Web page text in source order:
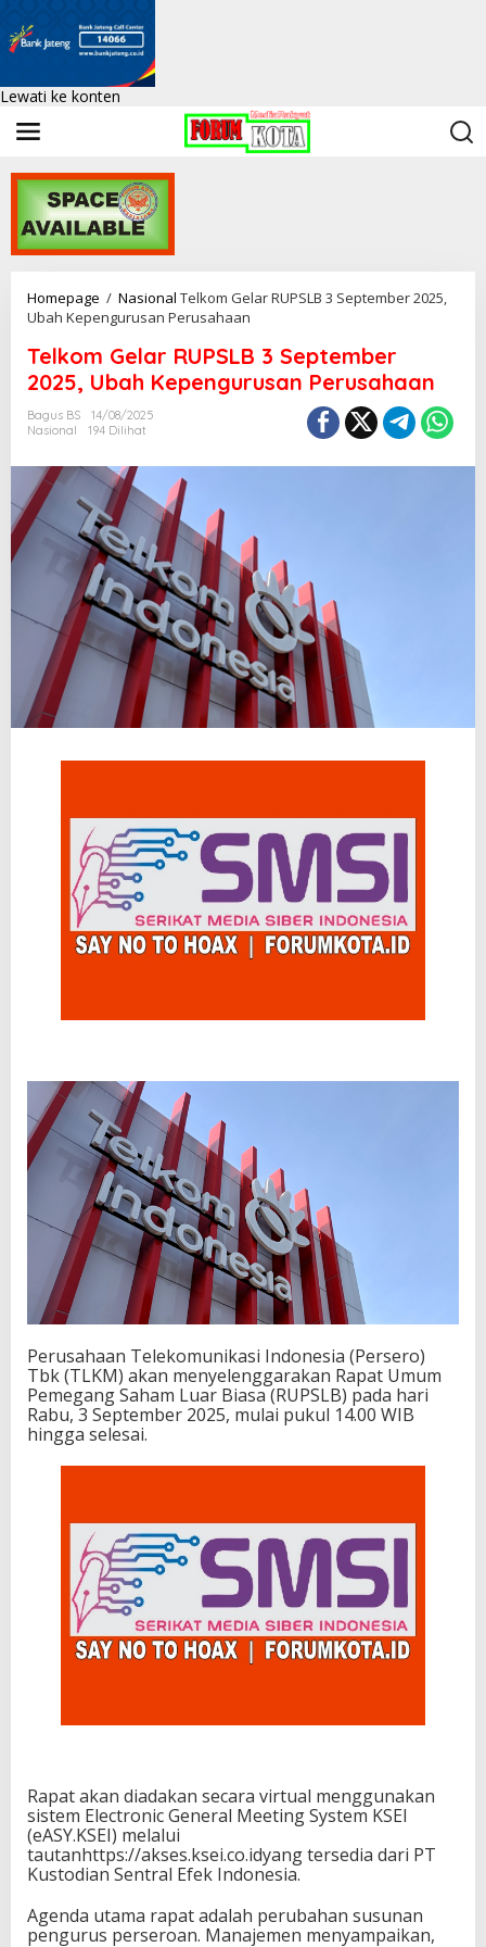
Lewati ke konten
Homepage / Nasional Telkom Gelar RUPSLB 3 September 2025,
Ubah Kepengurusan Perusahaan
Telkom Gelar RUPSLB 3 September
2025, Ubah Kepengurusan Perusahaan
Bagus BS
14/08/2025
Nasional
194 Dilihat
Perusahaan Telekomunikasi Indonesia (Persero)
Tbk (TLKM) akan menyelenggarakan Rapat Umum
Pemegang Saham Luar Biasa (RUPSLB) pada hari
Rabu, 3 September 2025, mulai pukul 14.00 WIB
hingga selesai.
Rapat akan diadakan secara virtual menggunakan
sistem Electronic General Meeting System KSEI
(eASY.KSEI) melalui
tautanhttps://akses.ksei.co.idyang tersedia dari PT
Kustodian Sentral Efek Indonesia.
Agenda utama rapat adalah perubahan susunan
pengurus perseroan. Manajemen menyampaikan,